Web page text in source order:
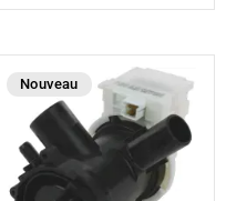
Nouveau